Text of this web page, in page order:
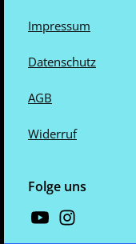
Impressum
Datenschutz
AGB
Widerruf
Folge uns